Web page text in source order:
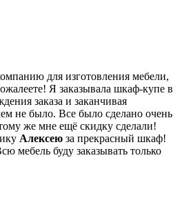
для изготовления мебели,
Я заказывала шкаф-купе в
заказа и заканчивая
не было. Все было сделано очень
же мне ещё скидку сделали!
Алексею за прекрасный шкаф!
мебель буду заказывать только